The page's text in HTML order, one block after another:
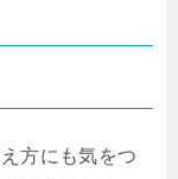
方にも気をつ